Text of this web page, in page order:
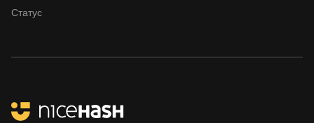
Статус